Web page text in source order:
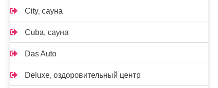
City, сауна
Cuba, сауна
Das Auto
Deluxe, оздоровительный центр